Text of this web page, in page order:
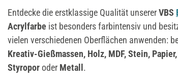
Entdecke die erstklassige Qualität unsererVBS
Acrylfarbe ist besonders farbintensiv und
vielen verschiedenen Oberflächen anwenden:
Kreativ-Gießmassen, Holz, MDF, Stein,
Styroporoder Metall.